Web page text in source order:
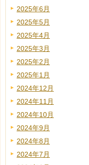
2025年6月
2025年5月
2025年4月
2025年3月
2025年2月
2025年1月
2024年12月
2024年11月
2024年10月
2024年9月
2024年8月
2024年7月